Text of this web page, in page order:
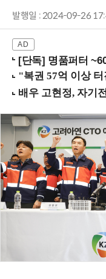
발행일 : 2024-09-26
[단독] 명품퍼터